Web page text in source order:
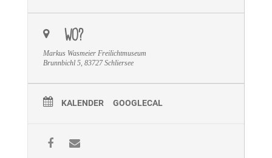
WO?
Markus Wasmeier Freilichtmuseum
Brunnbichl 5, 83727 Schliersee
KALENDER GOOGLECAL